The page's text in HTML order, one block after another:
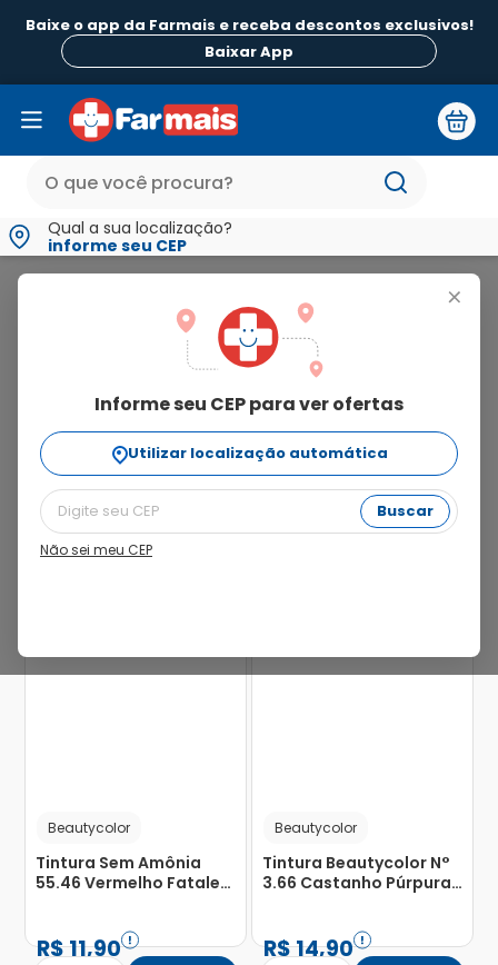
Baixe o app da Farmais e receba descontos exclusivos!
Baixar App
Qual a sua localização?
informe seu CEP
+
Informe seu CEP para ver ofertas
Utilizar localização automática
Buscar
Não sei meu CEP
beautycolor
Ordenar Por
relevância
Beautycolor
Tintura Sem Amônia
55.46 Vermelho Fatale
R$11,90
Beautycolor
Tintura Beautycolor N°
3.66 Castanho Púrpura
R$14,90